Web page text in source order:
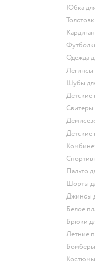
Юбка
Одежда
Шубы
Пальто
Шорты
Джинсы
Белое
Брюки
Летние